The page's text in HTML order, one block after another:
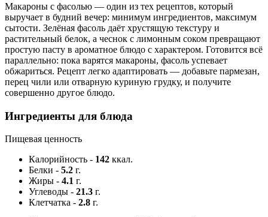
Макароны с фасолью — один из тех рецептов, который
выручает в будний вечер: минимум ингредиентов, максимум
сытости. Зелёная фасоль даёт хрустящую текстуру и
растительный белок, а чеснок с лимонным соком превращают
простую пасту в ароматное блюдо с характером. Готовится всё
параллельно: пока варятся макароны, фасоль успевает
обжариться. Рецепт легко адаптировать — добавьте пармезан,
перец чили или отварную куриную грудку, и получите
совершенно другое блюдо.
Ингредиенты для блюда
Пищевая ценность
Калорийность - 142 ккал.
Белки - 5.2 г.
Жиры - 4.1 г.
Углеводы - 21.3 г.
Клетчатка - 2.8 г.